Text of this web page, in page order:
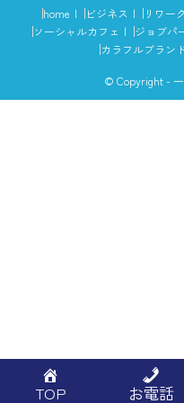
home ビジネス リワーク
ソーシャルカフェ
ジョブパ
カラフルブラン
© Copyright -
TOP お電話